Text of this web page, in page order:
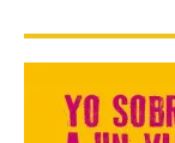
Food
Valencia
una